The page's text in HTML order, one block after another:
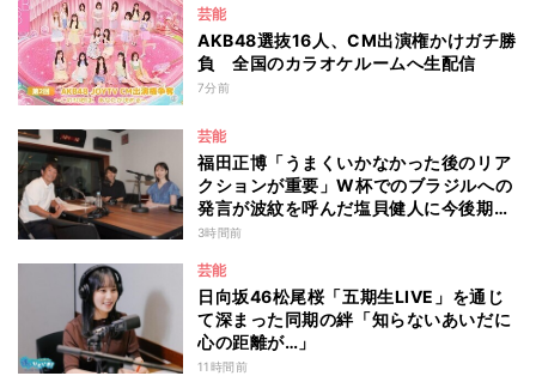
芸能
AKB48選抜16人、CM出演権かけガチ勝
負 全国のカラオケルームへ生配信
7分前
芸能
福田正博「うまくいかなかった後のリア
クションが重要」W杯でのブラジルへの
発言が波紋を呼んだ塩貝健人に今後期待
することは？
3時間前
芸能
日向坂46松尾桜「五期生LIVE」を通じ
て深まった同期の絆「知らないあいだに
心の距離が…」
11時間前